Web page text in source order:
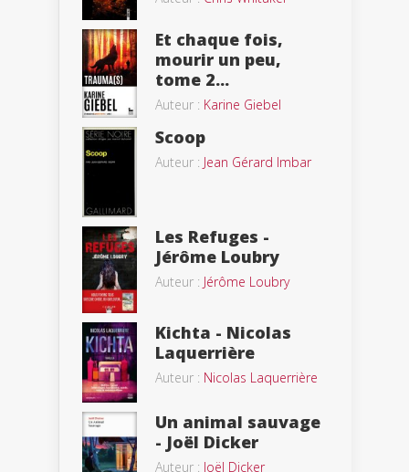
Et chaque fois,
mourir un peu,
tome 2...
Auteur : Karine Giebel
Scoop
Auteur : Jean Gérard Imbar
Les Refuges -
Jérôme Loubry
Auteur : Jérôme Loubry
Kichta - Nicolas
Laquerrière
Auteur : Nicolas Laquerrière
Un animal sauvage
- Joël Dicker
Auteur : Joël Dicker